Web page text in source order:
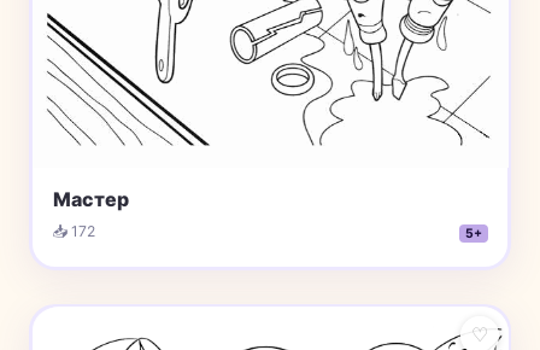
Мастер
📥 172 5+
♡